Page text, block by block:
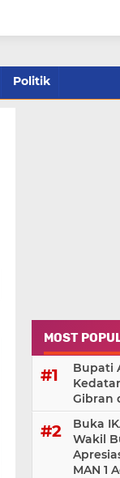
Politik
MOST
Bupati
Gibran
Buka
Wakil
MAN 1